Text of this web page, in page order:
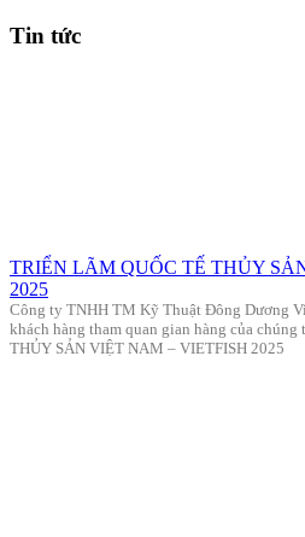
Tin tức
TRIỂN LÃM QUỐC TẾ THỦY
2025
Công ty TNHH TM Kỹ Thuật Đông Dương
khách hàng tham quan gian hàng của
THỦY SẢN VIỆT NAM – VIETFISH 2025